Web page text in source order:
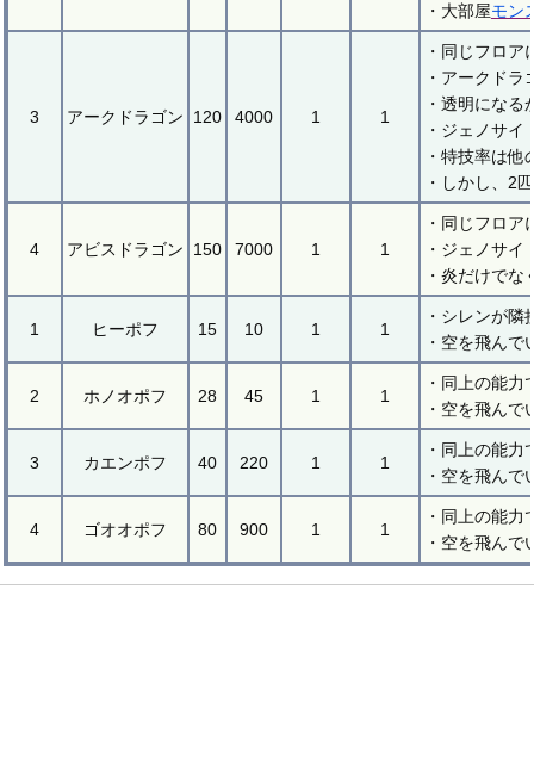
・大部屋モン
3 アークドラゴン 120 4000 1 1
・同じフロ
・アークド
・透明にな
・ジェノサ
・特技率は
・しかし、2
4 アビスドラゴン 150 7000 1 1
・同じフロ
・ジェノサ
・炎だけで
1 ヒーポフ 15 10 1 1
・シレンが
・空を飛んで
2 ホノオポフ 28 45 1 1
・同上の能
・空を飛んで
3 カエンポフ 40 220 1 1
・同上の能
・空を飛んで
4 ゴオオポフ 80 900 1 1
・同上の能
・空を飛んで